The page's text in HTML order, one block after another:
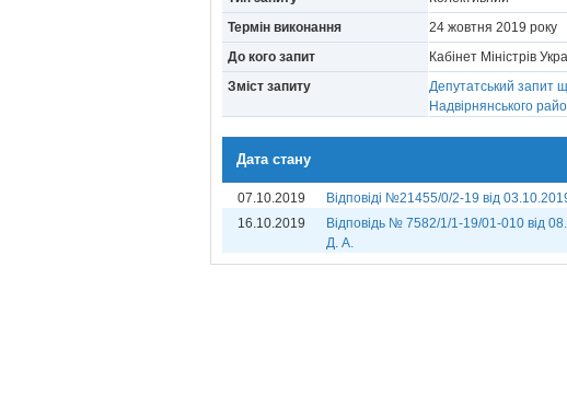
Термін виконання
24 жовтня 2019 року
До кого запит
Кабінет Міністрів
Зміст запиту
Депутатський запит
Надвірнянського
Дата стану
07.10.2019 Відповіді №21455/0/2-19 від
16.10.2019
Відповідь № 7582/1/1-19/01-010 від
Д. А.